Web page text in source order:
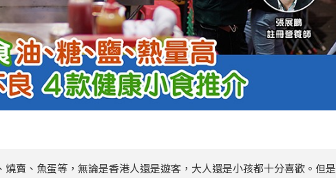
賣、魚蛋等，無論是香港人還是遊客，大人還是小孩都十分喜歡。但是